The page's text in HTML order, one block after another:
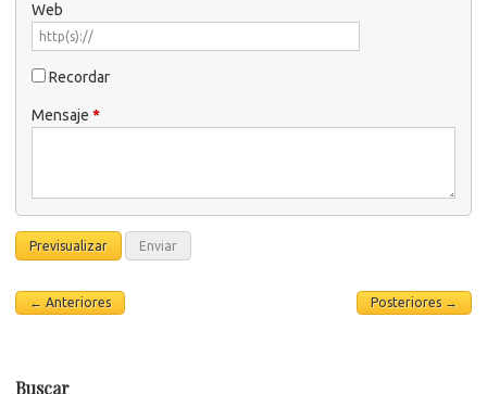
Web
Recordar
Mensaje *
← Anteriores Posteriores →
Buscar